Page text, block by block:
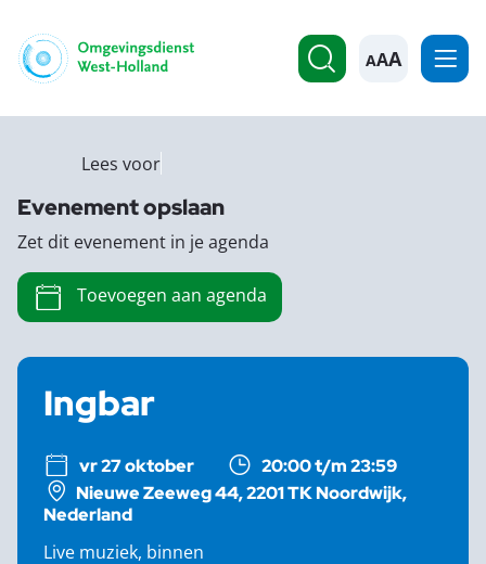
A
Ingbar
vr 27 oktober
20:00 t/m 23:59
Nieuwe Zeeweg 44, 2201 TK Noordwijk,
Nederland
Live muziek, binnen
Lees voor
Evenement opslaan
Zet dit evenement in je agenda
Toevoegen aan agenda